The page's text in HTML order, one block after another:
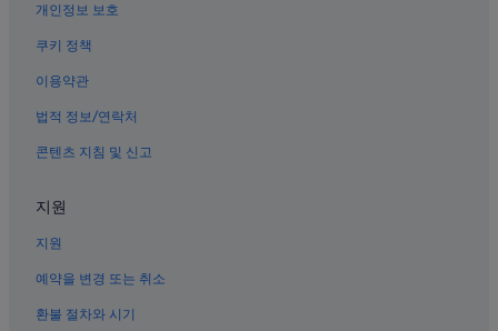
명동의 로맨틱 호텔
명동역 근처 호텔
명동의 WiFi 제공 호텔
명동역의 펜션
서울의 저렴한 호텔
명동의 MOXY 호텔
서울애니메이션센터 근처 호텔
명동의 2성급 호텔
명동거리 근처 호텔
개인정보 보호
쿠키 정책
이용약관
법적 정보/연락처
콘텐츠 지침 및 신고
지원
지원
예약을 변경 또는 취소
환불 절차와 시기